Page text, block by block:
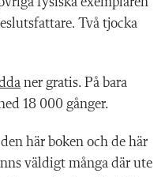
Två tjocka
ner gratis. På bara
18 000 gånger.
här boken och de här
väldigt många där ute